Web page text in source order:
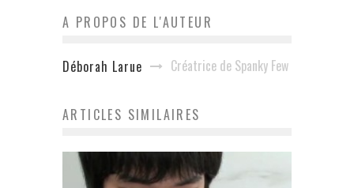
A PROPOS DE L'AUTEUR
Déborah Larue Créatrice de Spanky Few
ARTICLES SIMILAIRES